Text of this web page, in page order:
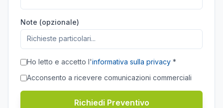
Note (opzionale)
Ho letto e accetto l'informativa sulla privacy *
Acconsento a ricevere comunicazioni commerciali
Richiedi Preventivo